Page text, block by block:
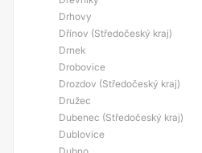
Drhovy
Dřínov (Středočeský kraj)
Drnek
Drobovice
Drozdov (Středočeský kraj)
Družec
Dubenec (Středočeský kraj)
Dublovice